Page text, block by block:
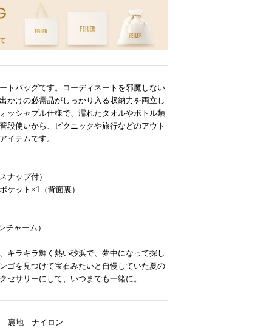
トバッグです。コーディネートを邪魔しない
かけの必需品がしっかり入る収納力を両立し
ッシャブル仕様で、濡れたタオルやボトル類
段使いから、ピクニックや旅行などのアウト
イテムです。
ナップ付）
ケット×1（背面裏）
チャーム）
キラキラ輝く熱い砂浜で、夢中になって探し
ゴを見つけて宝石みたいと自慢していた夏の
セサリーにして、いつまでも一緒に。
地 ナイロン